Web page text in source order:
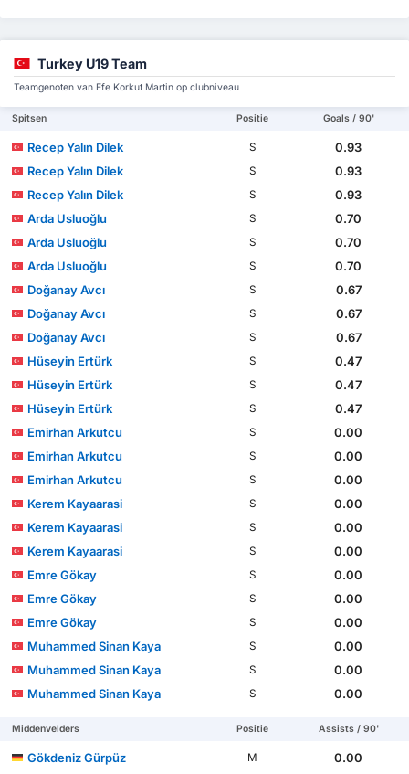
Turkey U19 Team
Teamgenoten van Efe Korkut Martin op clubniveau
Spitsen Positie Goals / 90'
Recep Yalın Dilek S
0.93
Recep Yalın Dilek
S
0.93
Recep Yalın Dilek
S
0.93
Arda Usluoğlu
S
0.70
Arda Usluoğlu
S
0.70
Arda Usluoğlu
S
0.70
Doğanay Avcı
S
0.67
Doğanay Avcı
S
0.67
Doğanay Avcı
S
0.67
Hüseyin Ertürk
S
0.47
Hüseyin Ertürk
S
0.47
Hüseyin Ertürk
S
0.47
Emirhan Arkutcu
S
0.00
Emirhan Arkutcu
S
0.00
Emirhan Arkutcu
S
0.00
Kerem Kayaarasi
S
0.00
Kerem Kayaarasi
S
0.00
Kerem Kayaarasi
S
0.00
Emre Gökay
S
0.00
Emre Gökay
S
0.00
Emre Gökay
S
0.00
Muhammed Sinan Kaya
S
0.00
Muhammed Sinan Kaya
S
0.00
Muhammed Sinan Kaya
S 0.00
Middenvelders Positie Assists / 90'
Gökdeniz Gürpüz M
0.00